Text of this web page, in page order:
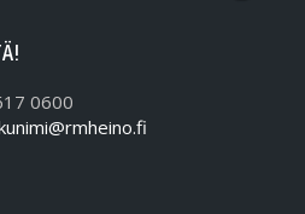
0600